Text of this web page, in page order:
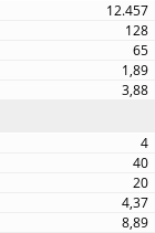
12.457
128
65
1,89
3,88
4
40
20
4,37
8,89